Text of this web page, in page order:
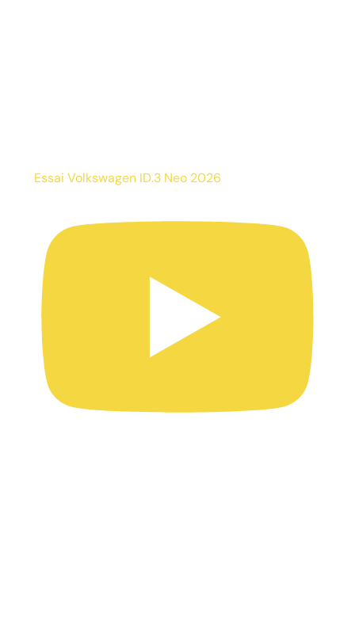
Essai Volkswagen ID.3 Neo 2026